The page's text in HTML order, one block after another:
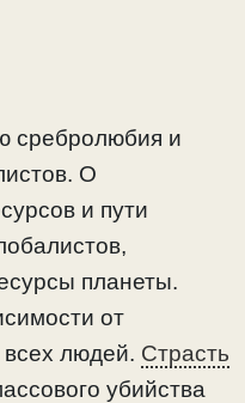
сребролюбия и
О
и пути
планеты.
от
всех людей. Страсть
убийства